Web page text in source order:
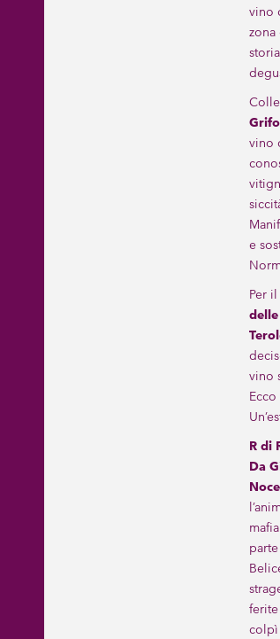
vino
zona
vino
e
Per
vino
R di
Da
colpì